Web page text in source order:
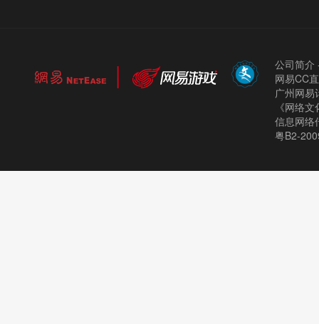
公司简介
网易CC
广州网
《网络
信息网络
粤B2-